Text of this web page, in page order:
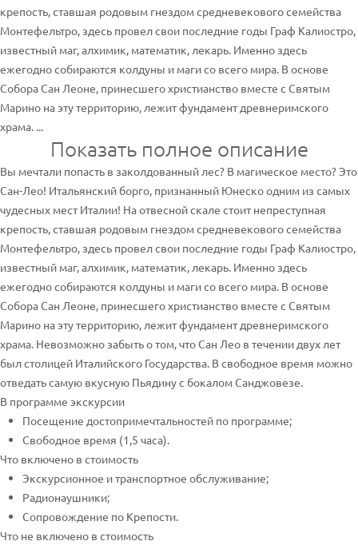
крепость, ставшая родовым гнездом средневекового семейства
Монтефельтро, здесь провел свои последние годы Граф Калиостро,
известный маг, алхимик, математик, лекарь. Именно здесь
ежегодно собираются колдуны и маги со всего мира. В основе
Собора Сан Леоне, принесшего христианство вместе с Святым
Марино на эту территорию, лежит фундамент древнеримского
храма. ...
Показать полное описание
Вы мечтали попасть в заколдованный лес? В магическое место? Это
Сан-Лео! Итальянский борго, признанный Юнеско одним из самых
чудесных мест Италии! На отвесной скале стоит непрeступная
крепость, ставшая родовым гнездом средневекового семейства
Монтефельтро, здесь провел свои последние годы Граф Калиостро,
известный маг, алхимик, математик, лекарь. Именно здесь
ежегодно собираются колдуны и маги со всего мира. В основе
Собора Сан Леоне, принесшего христианство вместе с Святым
Марино на эту территорию, лежит фундамент древнеримского
храма. Невозможно забыть о том, что Сан Лео в течении двух лет
был столицей Италийского Государства. В свободное время можно
отведать самую вкусную Пьядину с бокалом Санджовезе.
В программе экскурсии
Посещение достопримечтальностей по программе;
Свободное время (1,5 часа).
Что включено в стоимость
Экскурсионное и транспортное обслуживание;
Радионаушники;
Сопровождение по Крепости.
Что не включено в стоимость